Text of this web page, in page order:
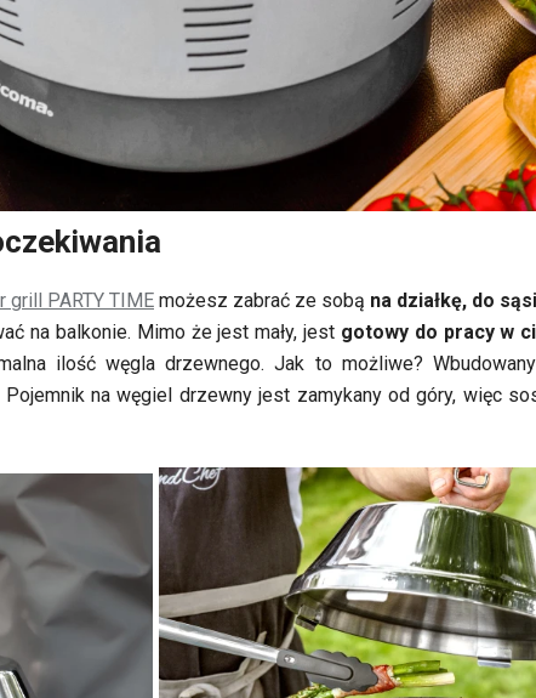
grill PARTY TIME możesz zabrać ze sobą na działkę, do
na balkonie. Mimo że jest mały, jest gotowy do pracy w
ilość węgla drzewnego. Jak to możliwe?
Pojemnik na węgiel drzewny jest zamykany od góry, więc